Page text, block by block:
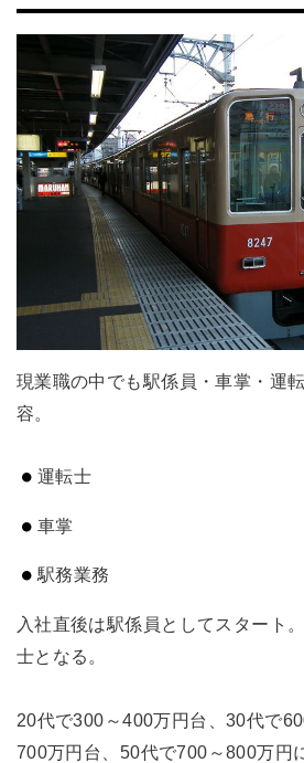
現業職の中でも駅係員・車掌・運
容。
運転士
車掌
駅務業務
入社直後は駅係員としてスタート
士となる。
20代で300～400万円台、30代で
700万円台、50代で700～800万円